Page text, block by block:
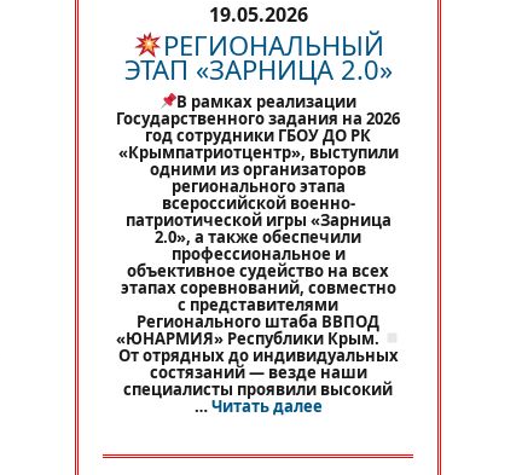
19.05.2026
РЕГИОНАЛЬНЫЙ
ЭТАП «ЗАРНИЦА 2.0»
В рамках реализации
Государственного задания на 2026
год сотрудники ГБОУ ДО РК
«Крымпатриотцентр», выступили
одними из организаторов
регионального этапа
всероссийской военно-
патриотической игры «Зарница
2.0», а также обеспечили
профессиональное и
объективное судейство на всех
этапах соревнований, совместно
с представителями
Регионального штаба ВВПОД
«ЮНАРМИЯ» Республики Крым.
От отрядных до индивидуальных
состязаний — везде наши
специалисты проявили высокий
…Читать далее«